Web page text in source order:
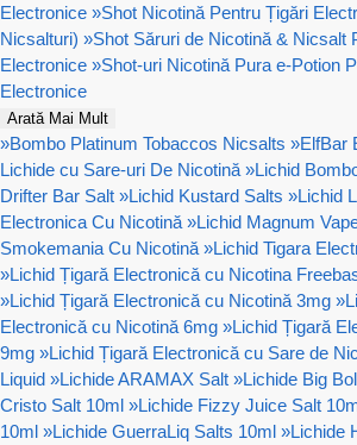
Electronice »Shot Nicotină Pentru Țigări
Nicsalturi) »Shot Săruri de Nicotină & Nicsalt
Electronice »Shot-uri Nicotină Pura e-Potion
Electronice
Arată Mai Mult
»Bombo Platinum Tobaccos Nicsalts »ElfBar
Lichide cu Sare-uri De Nicotină »Lichid
Drifter Bar Salt »Lichid Kustard Salts »Lichid
Electronica Cu Nicotină »Lichid Magnum
Smokemania Cu Nicotină »Lichid Tigara
»Lichid Țigară Electronică cu Nicotina
»Lichid Țigară Electronică cu Nicotină 3mg »
Electronică cu Nicotină 6mg »Lichid Țigară
9mg »Lichid Țigară Electronică cu Sare de
Liquid »Lichide ARAMAX Salt »Lichide Big
Cristo Salt 10ml »Lichide Fizzy Juice Salt
10ml »Lichide GuerraLiq Salts 10ml »Lichide